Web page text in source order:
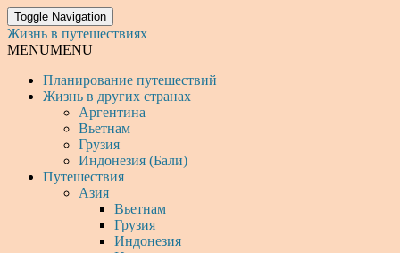
Toggle Navigation
Жизнь в путешествиях
MENUMENU
Планирование путешествий
Жизнь в других странах
Аргентина
Вьетнам
Грузия
Индонезия (Бали)
Путешествия
Азия
Вьетнам
Грузия
Индонезия